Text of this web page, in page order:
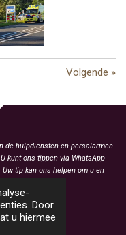
Door
u hiermee
Volgende »
de hulpdiensten en persalarmen.
kunt ons tippen via WhatsApp
Uw tip kan ons helpen om u en